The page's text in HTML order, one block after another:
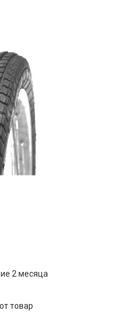
2 месяца
товар